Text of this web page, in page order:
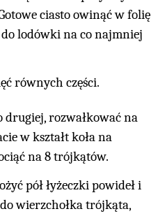
ciasto owinąć w folię
lodówki na co najmniej
równych części.
drugiej, rozwałkować na
w kształt koła na
na 8 trójkątów.
pół łyżeczki powideł i
wierzchołka trójkąta,